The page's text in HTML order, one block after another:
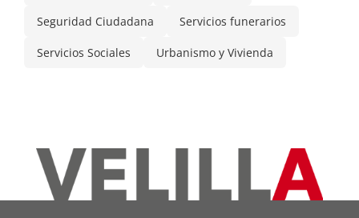
Seguridad Ciudadana Servicios funerarios
Servicios Sociales Urbanismo y Vivienda